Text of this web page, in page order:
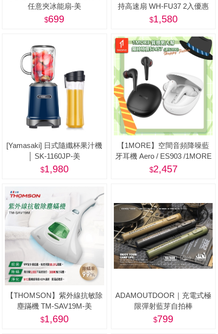
任意夾冰能扇-美
699
持高速扇 WH-FU37 2入優惠
組-美
1,580
[Yamasaki] 日式隨纖杯果汁機
│ SK-1160JP-美
1,980
【1MORE】空間音頻降噪藍
牙耳機 Aero / ES903 /1MORE
Happy Father 特價$2457(原價
2,457
【THOMSON】紫外線抗敏除
塵蹣機 TM-SAV19M-美
1,690
ADAMOUTDOOR｜充電式極
限彈射藍芽自拍棒
799